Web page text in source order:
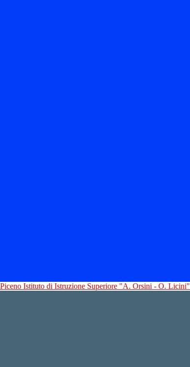
Istituto di Istruzione Superiore "A. Orsini - O. Licini"